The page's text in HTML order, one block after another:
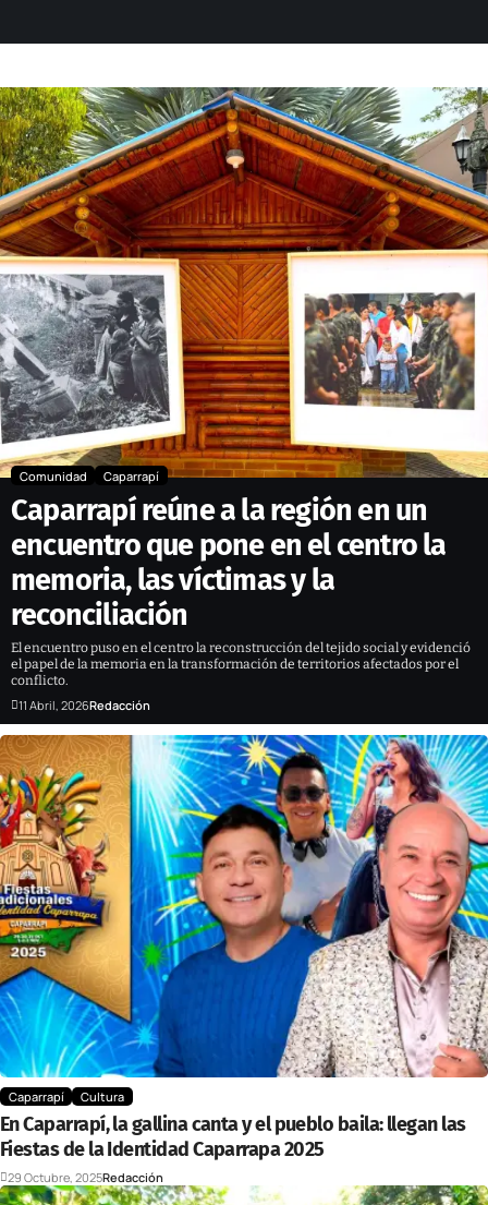
Comunidad Caparrapí
Caparrapí reúne a la región en un
encuentro que pone en el centro la
memoria, las víctimas y la
reconciliación
El encuentro puso en el centro la reconstrucción del tejido social y evidenció
el papel de la memoria en la transformación de territorios afectados por el
conflicto.
11 Abril, 2026Redacción
Caparrapí Cultura
En Caparrapí, la gallina canta y el pueblo baila: llegan las
Fiestas de la Identidad Caparrapa 2025
29 Octubre, 2025Redacción